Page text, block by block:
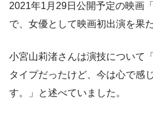
2021年1月29日公開予定の映画
で、女優として映画初出演を果
小宮山莉渚さんは演技について
タイプだったけど、今は心で感
す。」と述べていました。